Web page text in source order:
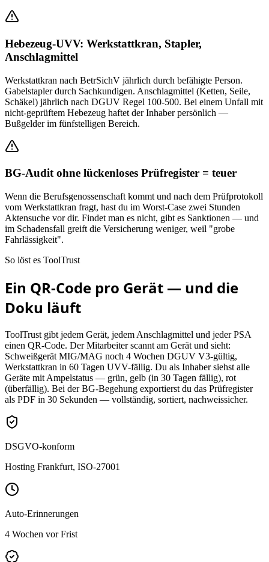
Hebezeug-UVV: Werkstattkran, Stapler,
Anschlagmittel
Werkstattkran nach BetrSichV jährlich durch befähigte Person.
Gabelstapler durch Sachkundigen. Anschlagmittel (Ketten, Seile,
Schäkel) jährlich nach DGUV Regel 100-500. Bei einem Unfall mit
nicht-geprüftem Hebezeug haftet der Inhaber persönlich —
Bußgelder im fünfstelligen Bereich.
BG-Audit ohne lückenloses Prüfregister = teuer
Wenn die Berufsgenossenschaft kommt und nach dem Prüfprotokoll
vom Werkstattkran fragt, hast du im Worst-Case zwei Stunden
Aktensuche vor dir. Findet man es nicht, gibt es Sanktionen — und
im Schadensfall greift die Versicherung weniger, weil "grobe
Fahrlässigkeit".
So löst es ToolTrust
Ein QR-Code pro Gerät — und die
Doku läuft
ToolTrust gibt jedem Gerät, jedem Anschlagmittel und jeder PSA
einen QR-Code. Der Mitarbeiter scannt am Gerät und sieht:
Schweißgerät MIG/MAG noch 4 Wochen DGUV V3-gültig,
Werkstattkran in 60 Tagen UVV-fällig. Du als Inhaber siehst alle
Geräte mit Ampelstatus — grün, gelb (in 30 Tagen fällig), rot
(überfällig). Bei der BG-Begehung exportierst du das Prüfregister
als PDF in 30 Sekunden — vollständig, sortiert, nachweissicher.
DSGVO-konform
Hosting Frankfurt, ISO-27001
Auto-Erinnerungen
4 Wochen vor Frist